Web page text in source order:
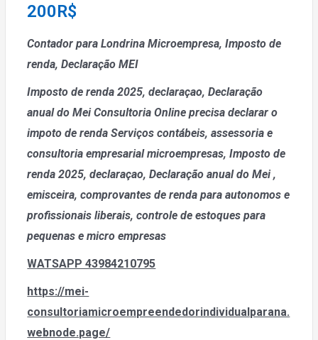
200R$
Contador para Londrina Microempresa, Imposto de
renda, Declaração MEI
Imposto de renda 2025, declaraçao, Declaração
anual do MeiConsultoria Online precisa declarar o
impoto de rendaServiços contábeis, assessoria e
consultoria empresarial microempresas, Imposto de
renda 2025, declaraçao, Declaração anual do Mei,
emisceira, comprovantes de renda para autonomos e
profissionais liberais, controle de estoques para
pequenas e micro empresas
WATSAPP 43984210795
https://mei-
consultoriamicroempreendedorindividualparana.
webnode.page/